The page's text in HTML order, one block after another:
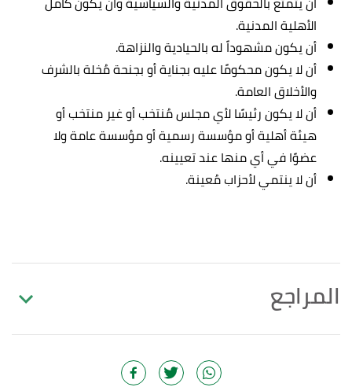
الأهلية المدنية.
أن يكون مشهوداً له بالحيادية والنزاهة.
أن لا يكون محكومًا عليه بجناية أو بجنحة مُخلة بالشرف
والأخلاق العامة.
أن لا يكون رئيسًا لأي مجلس مُنتخب أو غير منتخب أو
هيئة أهلية أو مؤسسة رسمية أو مؤسسة عامة ولا
عضوًا في أي منها عند تعيينه.
أن لا ينتمي لأحزاب مُعينة.
المراجع
، اطّلع عليه بتاريخ 1/2/2023. بتصرّف.